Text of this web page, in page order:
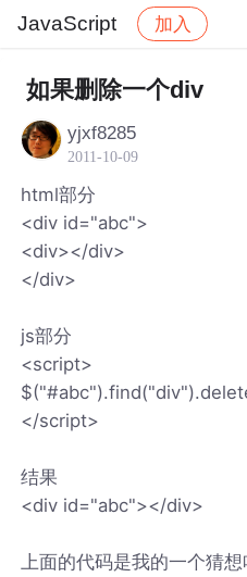
JavaScript 加入
社区 JavaScript
如果删除一个div
yjxf8285
2011-10-09
html部分
<div id="abc">
<div></div>
</div>
js部分
<script>
</script>
结果
<div id="abc"></div>
上面的代码是我的一个猜